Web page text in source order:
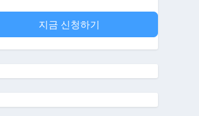
지금 신청하기